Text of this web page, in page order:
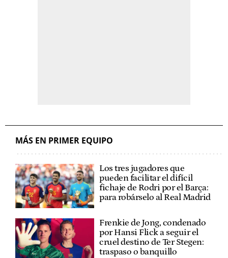
MÁS EN PRIMER EQUIPO
Los tres jugadores que
pueden facilitar el difícil
fichaje de Rodri por el Barça:
para robárselo al Real Madrid
Frenkie de Jong, condenado
por Hansi Flick a seguir el
cruel destino de Ter Stegen:
traspaso o banquillo